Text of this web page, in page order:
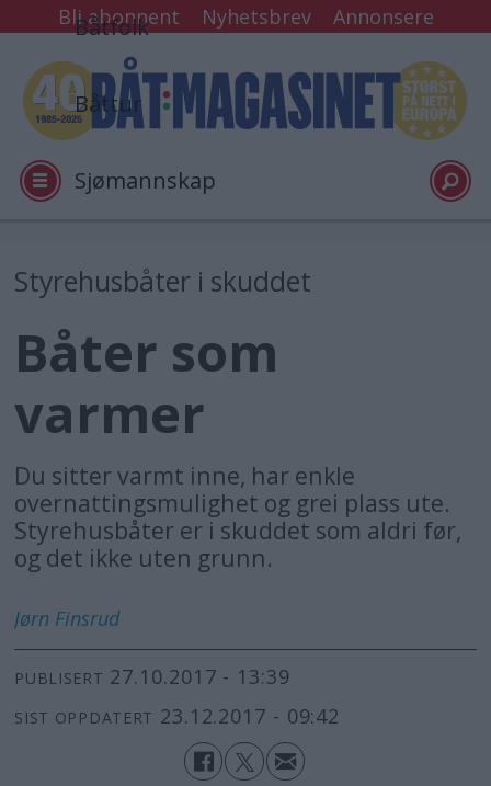
Bli abonnent Nyhetsbrev Annonsere
Båtfolk
Båttur
Sjømannskap
Arkiv
Video
Logg inn
Styrehusbåter i skuddet
Båter som
varmer
Du sitter varmt inne, har enkle
overnattingsmulighet og grei plass ute.
Styrehusbåter er i skuddet som aldri før,
og det ikke uten grunn.
Jørn Finsrud
PUBLISERT 27.10.2017 - 13:39
SIST OPPDATERT 23.12.2017 - 09:42